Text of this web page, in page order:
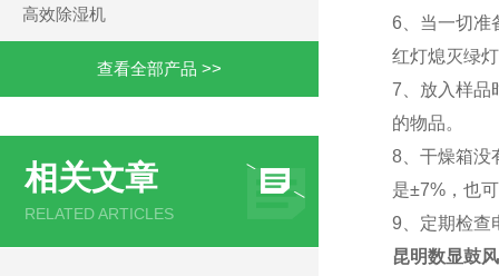
高效除湿机
查看全部产品 >>
相关文章
RELATED ARTICLES
6、当一切准
红灯熄灭绿
7、放入样品
的物品。
8、干燥箱没
是±7%，也
9、定期检查
昆明数显鼓